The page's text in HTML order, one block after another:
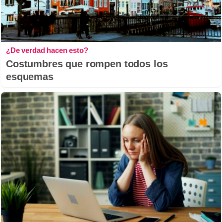
¿De verdad hacen esto?
Costumbres que rompen todos los
esquemas